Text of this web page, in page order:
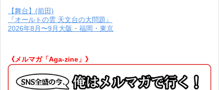
【舞台】(前田)
『オールトの雲 天文台の大問題』
2026年8月〜9月大阪・福岡・東京
《メルマガ「Aga-zine」》